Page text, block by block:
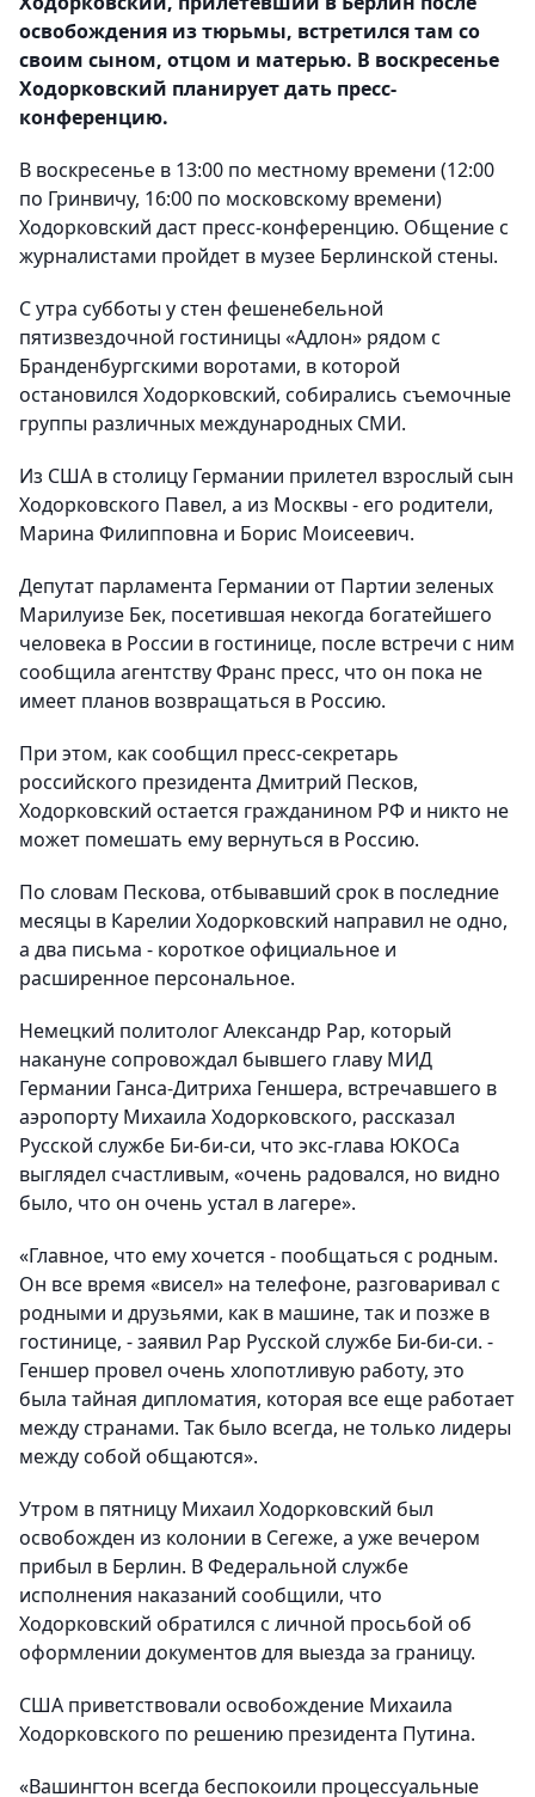
освобождения из тюрьмы, встретился там со
своим сыном, отцом и матерью. В воскресенье
Ходорковский планирует дать пресс-
конференцию.
В воскресенье в 13:00 по местному времени (12:00
по Гринвичу, 16:00 по московскому времени)
Ходорковский даст пресс-конференцию. Общение с
журналистами пройдет в музее Берлинской стены.
С утра субботы у стен фешенебельной
пятизвездочной гостиницы «Адлон» рядом с
Бранденбургскими воротами, в которой
остановился Ходорковский, собирались съемочные
группы различных международных СМИ.
Из США в столицу Германии прилетел взрослый сын
Ходорковского Павел, а из Москвы - его родители,
Марина Филипповна и Борис Моисеевич.
Депутат парламента Германии от Партии зеленых
Марилуизе Бек, посетившая некогда богатейшего
человека в России в гостинице, после встречи с ним
сообщила агентству Франс пресс, что он пока не
имеет планов возвращаться в Россию.
При этом, как сообщил пресс-секретарь
российского президента Дмитрий Песков,
Ходорковский остается гражданином РФ и никто не
может помешать ему вернуться в Россию.
По словам Пескова, отбывавший срок в последние
месяцы в Карелии Ходорковский направил не одно,
а два письма - короткое официальное и
расширенное персональное.
Немецкий политолог Александр Рар, который
накануне сопровождал бывшего главу МИД
Германии Ганса-Дитриха Геншера, встречавшего в
аэропорту Михаила Ходорковского, рассказал
Русской службе Би-би-си, что экс-глава ЮКОСа
выглядел счастливым, «очень радовался, но видно
было, что он очень устал в лагере».
«Главное, что ему хочется - пообщаться с родным.
Он все время «висел» на телефоне, разговаривал с
родными и друзьями, как в машине, так и позже в
гостинице, - заявил Рар Русской службе Би-би-си. -
Геншер провел очень хлопотливую работу, это
была тайная дипломатия, которая все еще работает
между странами. Так было всегда, не только лидеры
между собой общаются».
Утром в пятницу Михаил Ходорковский был
освобожден из колонии в Сегеже, а уже вечером
прибыл в Берлин. В Федеральной службе
исполнения наказаний сообщили, что
Ходорковский обратился с личной просьбой об
оформлении документов для выезда за границу.
США приветствовали освобождение Михаила
Ходорковского по решению президента Путина.
«Вашингтон всегда беспокоили процессуальные